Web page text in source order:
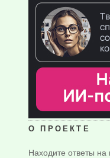
О ПРОЕКТЕ
Находите ответы на